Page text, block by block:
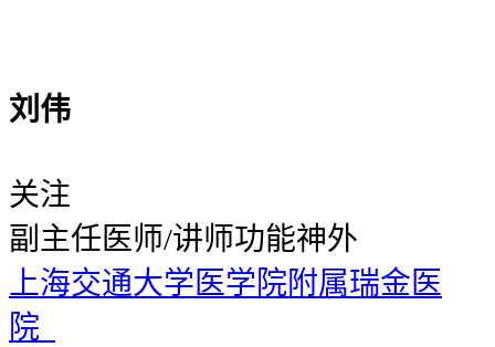
刘伟
关注
副主任医师/讲师功能神外
上海交通大学医学院附属瑞金医
院